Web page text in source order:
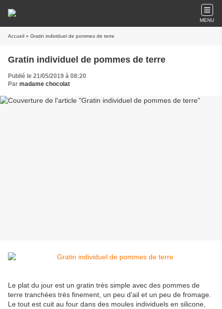
MENU
Accueil » Gratin individuel de pommes de terre
Gratin individuel de pommes de terre
Publié le 21/05/2019 à 08:20
Par madame chocolat
Le plat du jour est un gratin très simple avec des pommes de
terre tranchées très finement, un peu d'ail et un peu de fromage.
Le tout est cuit au four dans des moules individuels en silicone,